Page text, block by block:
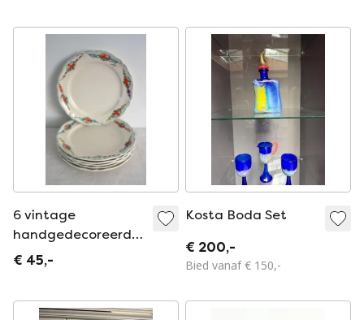
uitstekende staat.
6 vintage
handgedecoreerde
dessertborden van
€ 45,-
Kosta Boda Set
€ 200,-
Bied vanaf € 150,-